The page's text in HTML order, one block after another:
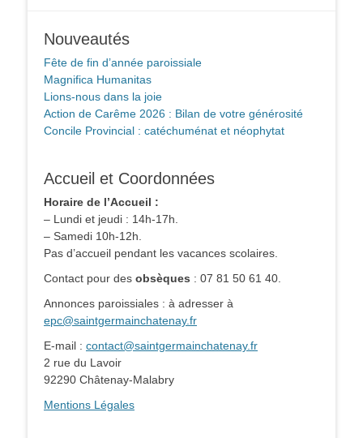
Nouveautés
Fête de fin d’année paroissiale
Magnifica Humanitas
Lions-nous dans la joie
Action de Carême 2026 : Bilan de votre générosité
Concile Provincial : catéchuménat et néophytat
Accueil et Coordonnées
Horaire de l’Accueil :
– Lundi et jeudi : 14h-17h.
– Samedi 10h-12h.
Pas d’accueil pendant les vacances scolaires.
Contact pour des obsèques : 07 81 50 61 40.
Annonces paroissiales : à adresser à
epc@saintgermainchatenay.fr
E-mail : contact@saintgermainchatenay.fr
2 rue du Lavoir
92290 Châtenay-Malabry
Mentions Légales